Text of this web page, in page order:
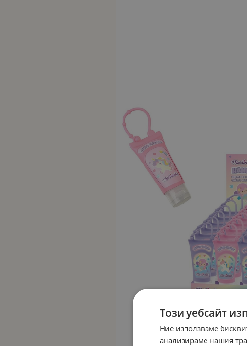
Този уебсайт
Ние използваме
анализираме нашия